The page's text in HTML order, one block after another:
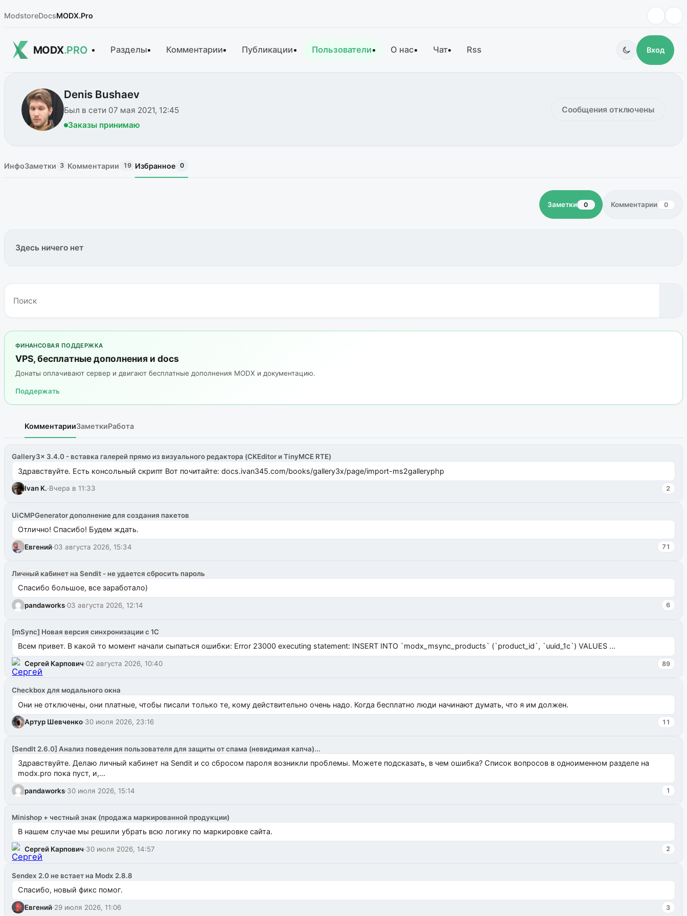
ModstoreDocsMODX.Pro
MODX.PRO Разделы Комментарии Публикации Пользователи О нас Чат Rss Вход
Denis Bushaev
Был в сети 07 мая 2021, 12:45
Заказы принимаю
Сообщения отключены
ИнфоЗаметки 3 Комментарии 19 Избранное 0
Заметки 0 Комментарии 0
Здесь ничего нет
ФИНАНСОВАЯ ПОДДЕРЖКА
VPS, бесплатные дополнения и docs
Донаты оплачивают сервер и двигают бесплатные дополнения MODX и документацию.
Поддержать
КомментарииЗаметкиРабота
Gallery3x 3.4.0 - вставка галерей прямо из визуального редактора (CKEditor и TinyMCE RTE)
Здравствуйте. Есть консольный скрипт Вот почитайте: docs.ivan345.com/books/gallery3x/page/import-ms2galleryphp
Ivan K.·Вчера в 11:33 2
UiCMPGenerator дополнение для создания пакетов
Отлично! Спасибо! Будем ждать.
Евгений·03 августа 2026, 15:34 71
Личный кабинет на Sendit - не удается сбросить пароль
Спасибо большое, все заработало)
pandaworks·03 августа 2026, 12:14 6
[mSync] Новая версия синхронизации с 1С
Всем привет. В какой то момент начали сыпаться ошибки: Error 23000 executing statement: INSERT INTO `modx_msync_products` (`product_id`, `uuid_1c`) VALUES ...
Сергей Карпович·02 августа 2026, 10:40 89
Checkbox для модального окна
Они не отключены, они платные, чтобы писали только те, кому действительно очень надо. Когда бесплатно люди начинают думать, что я им должен.
Артур Шевченко·30 июля 2026, 23:16 11
[SendIt 2.6.0] Анализ поведения пользователя для защиты от спама (невидимая капча)...
Здравствуйте. Делаю личный кабинет на Sendit и со сбросом пароля возникли проблемы. Можете подсказать, в чем ошибка? Список вопросов в одноименном разделе на
modx.pro пока пуст, и,...
pandaworks·30 июля 2026, 15:14 1
Minishop + честный знак (продажа маркированной продукции)
В нашем случае мы решили убрать всю логику по маркировке сайта.
Сергей Карпович·30 июля 2026, 14:57 2
Sendex 2.0 не встает на Modx 2.8.8
Спасибо, новый фикс помог.
Евгений·29 июля 2026, 11:06 3